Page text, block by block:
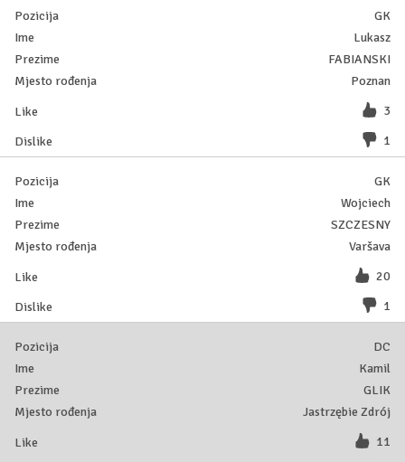
GK
Lukasz
FABIANSKI
Poznan
3
1
GK
Wojciech
SZCZESNY
Varšava
20
1
DC
Kamil
GLIK
Jastrzębie Zdrój
11